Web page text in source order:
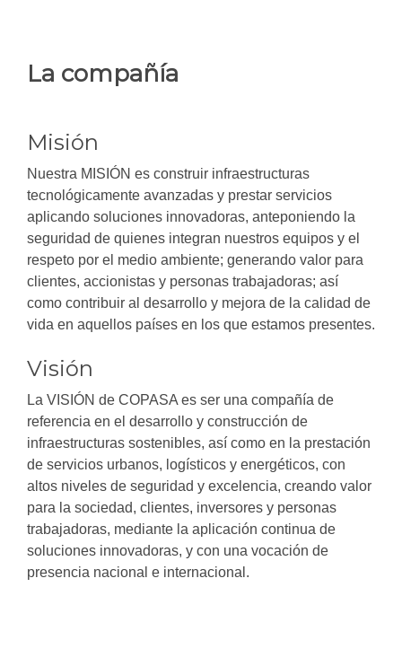
La compañía
Misión
Nuestra MISIÓN es construir infraestructuras
tecnológicamente avanzadas y prestar servicios
aplicando soluciones innovadoras, anteponiendo la
seguridad de quienes integran nuestros equipos y el
respeto por el medio ambiente; generando valor para
clientes, accionistas y personas trabajadoras; así
como contribuir al desarrollo y mejora de la calidad de
vida en aquellos países en los que estamos presentes.
Visión
La VISIÓN de COPASA es ser una compañía de
referencia en el desarrollo y construcción de
infraestructuras sostenibles, así como en la prestación
de servicios urbanos, logísticos y energéticos, con
altos niveles de seguridad y excelencia, creando valor
para la sociedad, clientes, inversores y personas
trabajadoras, mediante la aplicación continua de
soluciones innovadoras, y con una vocación de
presencia nacional e internacional.